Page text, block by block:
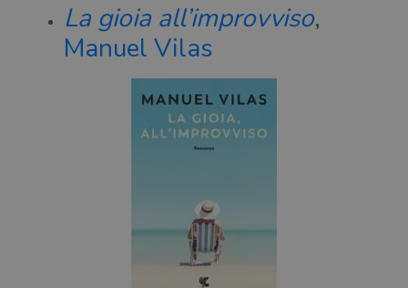
La gioia all’improvviso,
Manuel Vilas